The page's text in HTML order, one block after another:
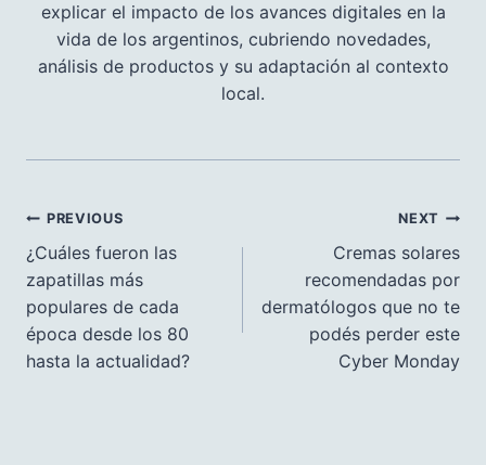
explicar el impacto de los avances digitales en la
vida de los argentinos, cubriendo novedades,
análisis de productos y su adaptación al contexto
local.
Navegación
de
entradas
PREVIOUS
¿Cuáles fueron las
zapatillas más
populares de cada
época desde los 80
hasta la actualidad?
NEXT
Cremas solares
recomendadas por
dermatólogos que no te
podés perder este
Cyber Monday